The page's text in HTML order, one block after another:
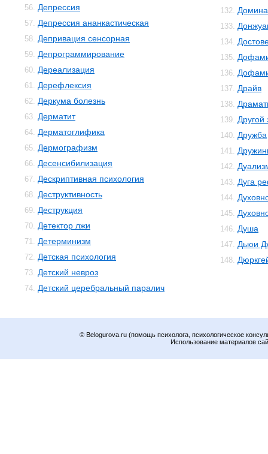
56. Депрессия
57. Депрессия ананкастическая
58. Депривация сенсорная
59. Депрограммирование
60. Дереализация
61. Дерефлексия
62. Деркума болезнь
63. Дерматит
64. Дерматоглифика
65. Дермографизм
66. Десенсибилизация
67. Дескриптивная психология
68. Деструктивность
69. Деструкция
70. Детектор лжи
71. Детерминизм
72. Детская психология
73. Детский невроз
74. Детский церебральный паралич
132.
133.
134.
135.
136.
137. Драйв
138.
139.
140. Дружба
141.
142.
143. Дуга
144.
145.
146. Душа
147. Дьюи
148.
© Belogurova.ru (помощь психолога, психологическое
Использование материалов